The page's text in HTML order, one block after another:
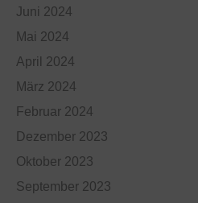
Juni 2024
Mai 2024
April 2024
März 2024
Februar 2024
Dezember 2023
Oktober 2023
September 2023